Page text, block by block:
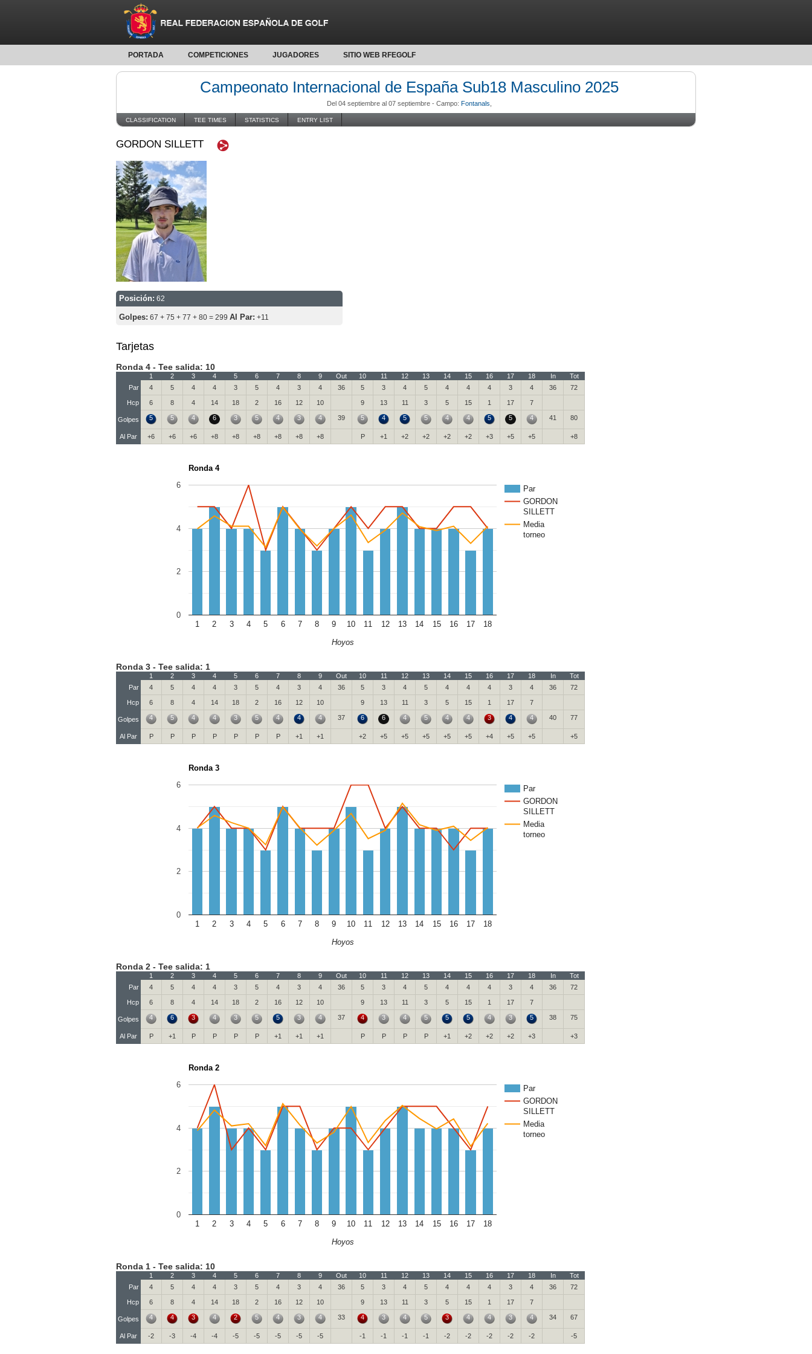
PORTADA COMPETICIONES JUGADORES SITIO WEB RFEGOLF
Campeonato Internacional de España Sub18 Masculino 2025
Del 04 septiembre al 07 septiembre - Campo: Fontanals
CLASSIFICATION TEE TIMES STATISTICS ENTRY LIST
GORDON SILLETT
Posición: 62
Golpes: 67 + 75 + 77 + 80 = 299 Al Par: +11
Tarjetas
Ronda 4 - Tee salida: 10
1 2 3 4 5 6 7 8 9 Out 10 11 12 13 14 15 16 17 18 In
Tot
Par
4 5 4 4 3 5 4 3 4 36 5 3 4 5 4 4 4 3 4 36 72
Hcp 6 8 4 14 18 2 16 12 10 9 13 11 3 5 15 1 17 7
Golpes 5 5 4 6 3 5 4 3 4 39 5 4 5 5 4 4 5 5 4 41 80
Al Par +6 +6 +6 +8 +8 +8 +8 +8 +8 P +1 +2 +2 +2 +2 +3 +5 +5 +8
Ronda 4
Par
GORDON
SILLETT
Media
torneo
1 2 3 4 5 6 7 8 9 10 11 12 13 14 15 16 17 18
0
2
4
6
Hoyos
Ronda 3 - Tee salida: 1
1 2 3 4 5 6 7 8 9 Out 10 11 12 13 14 15 16 17 18 In
Tot
Par
4 5 4 4 3 5 4 3 4 36 5 3 4 5 4 4 4 3 4 36 72
Hcp 6 8 4 14 18 2 16 12 10 9 13 11 3 5 15 1 17 7
Golpes 4 5 4 4 3 5 4 4 4 37 6 6 4 5 4 4 3 4 4 40 77
Al Par P P P P P P P +1 +1 +2 +5 +5 +5 +5 +5 +4 +5 +5 +5
Ronda 3
Par
GORDON
SILLETT
Media
torneo
1 2 3 4 5 6 7 8 9 10 11 12 13 14 15 16 17 18
0
2
4
6
Hoyos
Ronda 2 - Tee salida: 1
1 2 3 4 5 6 7 8 9 Out 10 11 12 13 14 15 16 17 18 In
Tot
Par
4 5 4 4 3 5 4 3 4 36 5 3 4 5 4 4 4 3 4 36 72
Hcp 6 8 4 14 18 2 16 12 10 9 13 11 3 5 15 1 17 7
Golpes 4 6 3 4 3 5 5 3 4 37 4 3 4 5 5 5 4 3 5 38 75
Al Par P +1 P P P P +1 +1 +1 P P P P +1 +2 +2 +2 +3 +3
Ronda 2
Par
GORDON
SILLETT
Media
torneo
1 2 3 4 5 6 7 8 9 10 11 12 13 14 15 16 17 18
0
2
4
6
Hoyos
Ronda 1 - Tee salida: 10
1 2 3 4 5 6 7 8 9 Out 10 11 12 13 14 15 16 17 18 In
Tot
Par
4 5 4 4 3 5 4 3 4 36 5 3 4 5 4 4 4 3 4 36 72
Hcp 6 8 4 14 18 2 16 12 10 9 13 11 3 5 15 1 17 7
Golpes 4 4 3 4 2 5 4 3 4 33 4 3 4 5 3 4 4 3 4 34 67
Al Par -2 -3 -4 -4 -5 -5 -5 -5 -5 -1 -1 -1 -1 -2 -2 -2 -2 -2 -5